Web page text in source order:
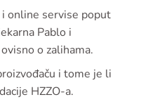
i online servise poput
Pablo i
o zalihama.
i tome je li
HZZO-a.